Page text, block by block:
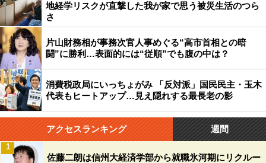
地経学リスクが直撃した我が家で思う被災生活のつら
さ
片山財務相が事務次官人事めぐる“高市首相との暗
闘”に勝利…表面的には“従順”でも腹の中は？
消費税政局にいっちょがみ 「反対派」国民民主・玉木
代表もヒートアップ…見え隠れする最長老の影
アクセスランキング 週間
佐藤二朗は信州大経済学部から就職氷河期にリクルー
1